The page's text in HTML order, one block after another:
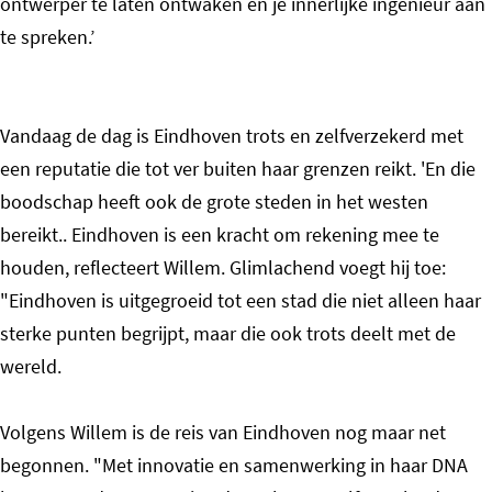
te spreken.’
Vandaag de dag is Eindhoven trots en zelfverzekerd met
een reputatie die tot ver buiten haar grenzen reikt. 'En die
boodschap heeft ook de grote steden in het westen
bereikt.. Eindhoven is een kracht om rekening mee te
houden, reflecteert Willem. Glimlachend voegt hij toe:
"Eindhoven is uitgegroeid tot een stad die niet alleen haar
sterke punten begrijpt, maar die ook trots deelt met de
wereld.
Volgens Willem is de reis van Eindhoven nog maar net
begonnen. "Met innovatie en samenwerking in haar DNA